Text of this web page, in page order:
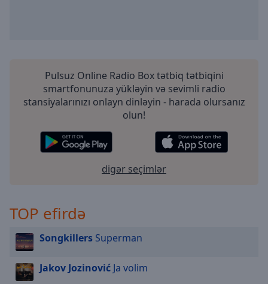
Pulsuz Online Radio Box tətbiq tətbiqini
smartfonunuza yükləyin və sevimli radio
stansiyalarınızı onlayn dinləyin - harada olursanız
olun!
digər seçimlər
TOP efirdə
Songkillers Superman
Jakov Jozinović Ja volim